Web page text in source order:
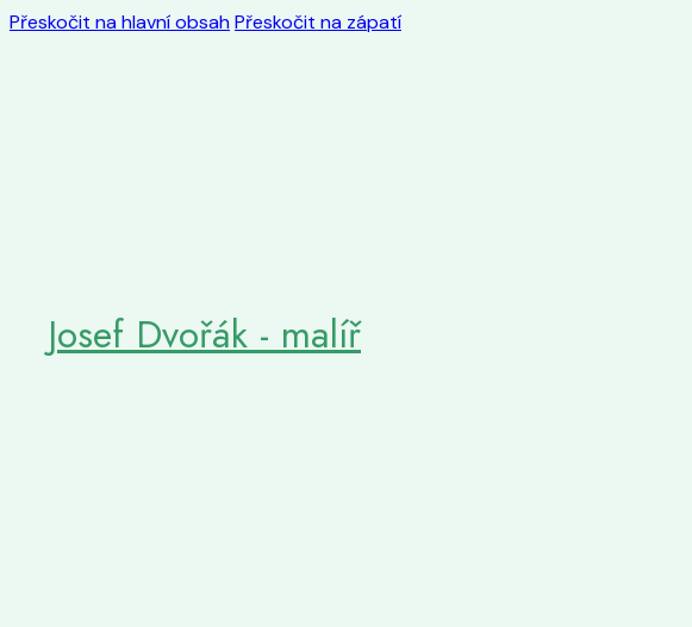
Přeskočit na hlavní obsahPřeskočit na zápatí
Josef Dvořák - malíř